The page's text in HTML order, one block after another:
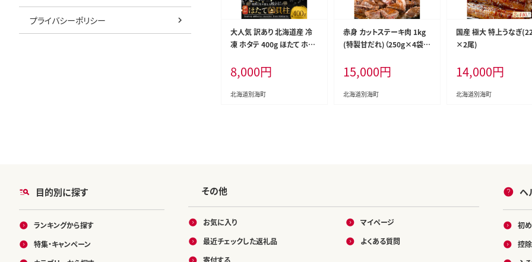
プライバシーポリシー
大人気 訳あり 北海道産 冷
凍 ホタテ 400g ほたて ホタ
身 大粒 天然 海鮮 ランキン
グ 大人気 人気 おすすめ 訳
あり ）
8,000円
北海道別海町
赤身 カットステーキ肉 1kg
(特製甘だれ)（250g×4袋）
15,000円
北海道別海町
国産 極大 特上うなぎ
×2尾)
14,000円
北海道別海町
目的別に探す
ランキングから探す
特集・キャンペーン
その他
お気に入り
最近チェックした返礼品
寄付する
マイページ
よくある質問
ヘ
初
控